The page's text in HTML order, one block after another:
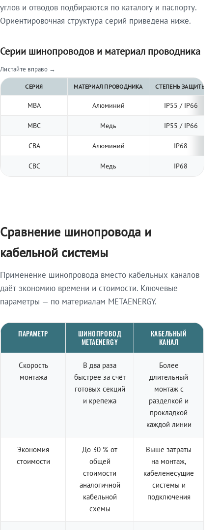
углов и отводов подбираются по каталогу и паспорту.
Ориентировочная структура серий приведена ниже.
Серии шинопроводов и материал проводника
Листайте вправо →
СЕРИЯ МАТЕРИАЛ ПРОВОДНИКА СТЕПЕНЬ ЗАЩИТЫ
МВА Алюминий IP55 / IP66
МВС Медь IP55 / IP66
СВА Алюминий IP68
СВС Медь IP68
Сравнение шинопровода и
кабельной системы
Применение шинопровода вместо кабельных каналов
даёт экономию времени и стоимости. Ключевые
параметры — по материалам METAENERGY.
ПАРАМЕТР
ШИНОПРОВОД
METAENERGY
КАБЕЛЬНЫЙ
КАНАЛ
Скорость
монтажа
В два раза
быстрее за счёт
готовых секций
и крепежа
Более
длительный
монтаж с
разделкой и
прокладкой
каждой линии
Экономия
стоимости
До 30 % от
общей
стоимости
аналогичной
кабельной
схемы
Выше затраты
на монтаж,
кабеленесущие
системы и
подключения